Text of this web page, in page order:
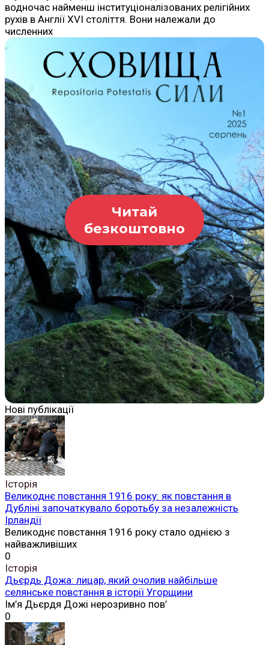
водночас найменш інституціоналізованих релігійних
рухів в Англії XVI століття. Вони належали до
численних
Читай
безкоштовно
Нові публікації
Історія
Великоднє повстання 1916 року: як повстання в
Дубліні започаткувало боротьбу за незалежність
Ірландії
Великоднє повстання 1916 року стало однією з
найважливіших
0
Історія
Дьєрдь Дожа: лицар, який очолив найбільше
селянське повстання в історії Угорщини
Ім’я Дьєрдя Дожі нерозривно пов’
0